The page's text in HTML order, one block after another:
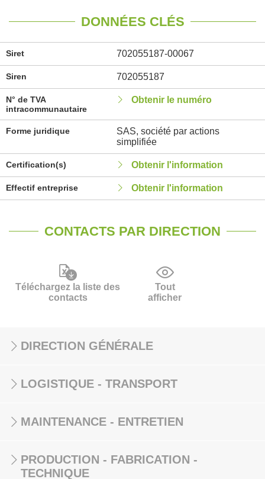
DONNÉES CLÉS
Siret 702055187-00067
Siren 702055187
N° de TVA
intracommunautaire
Obtenir le numéro
Forme juridique
SAS, société par actions
simplifiée
Certification(s) Obtenir l'information
Effectif entreprise Obtenir l'information
CONTACTS PAR DIRECTION
Téléchargez la liste des
contacts
Tout
afficher
DIRECTION GÉNÉRALE
LOGISTIQUE - TRANSPORT
MAINTENANCE - ENTRETIEN
PRODUCTION - FABRICATION -
TECHNIQUE